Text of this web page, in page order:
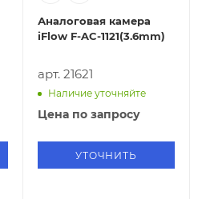
Аналоговая камера
iFlow F-AC-1121(3.6mm)
арт. 21621
Наличие уточняйте
Цена по запросу
УТОЧНИТЬ